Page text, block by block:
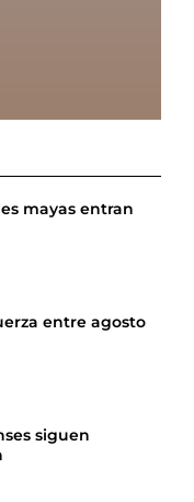
mayas entran
entre agosto
siguen